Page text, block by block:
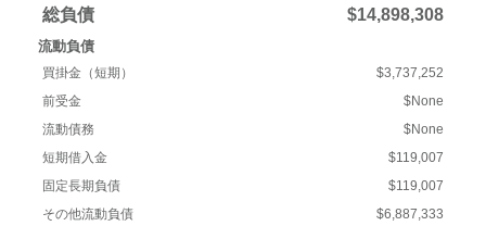
総負債 $14,898,308
流動負債
買掛金（短期）
$3,737,252
前受金
$None
流動債務
$None
短期借入金
$119,007
固定長期負債
$119,007
その他流動負債
$6,887,333